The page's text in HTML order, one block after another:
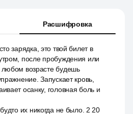
Расшифровка
зарядка, это твой билет в
после пробуждения или
возрасте будешь
Запускает кровь,
осанку, головная боль и
их никогда не было. 2 20